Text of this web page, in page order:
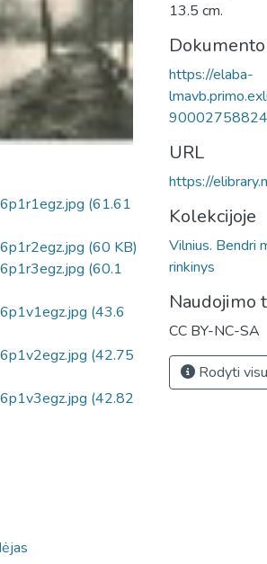
(61.61
(60 KB)
(60.1
(43.6
(42.75
(42.82
13.5 cm.
https://elaba-
URL
https://
Kolekcijoje
Vilnius. Bendri
rinkinys
Naudojimo
CC BY-NC-SA
Rodyti